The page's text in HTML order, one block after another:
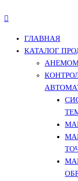
ГЛАВНАЯ
КАТАЛОГ